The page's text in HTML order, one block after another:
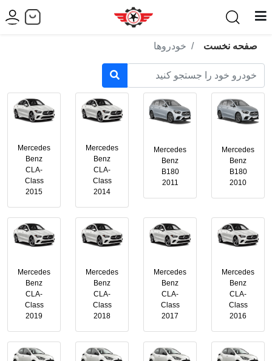
صفحه نخست خودروها
Mercedes
Benz
B180
2010
Mercedes
Benz
B180
2011
Mercedes
Benz
CLA-
Class
2014
Mercedes
Benz
CLA-
Class
2015
Mercedes
Benz
CLA-
Class
2016
Mercedes
Benz
CLA-
Class
2017
Mercedes
Benz
CLA-
Class
2018
Mercedes
Benz
CLA-
Class
2019